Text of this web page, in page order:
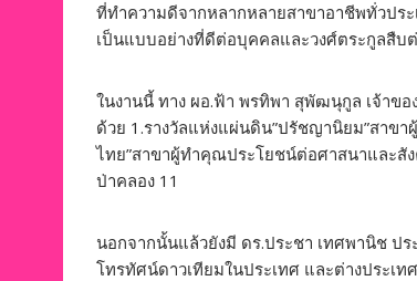
ที่ทำความดีจากหลากหลายสาขาอาชีพทั่วปร
เป็นแบบอย่างที่ดีต่อบุคคลและวงศ์ตระกูลสืบ
ในงานนี้ ทาง ผอ.ฟ้า พรทิพา สุพัฒนุกูล เจ้าข
ด้วย 1.รางวัลแห่งแผ่นดิน”ปรัชญานิยม”สาข
ไทย”สาขาผู้ทำคุณประโยชน์ต่อศาสนาและสั
ป่าคลอง 11
นอกจากนั้นแล้วยังมี ดร.ประชา เทศพานิช ป
โทรทัศน์ดาวเทียมในประเทศ และต่างประเ